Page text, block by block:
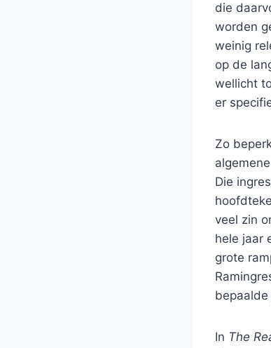
die
worden
weinig
op de
wellicht
er
Zo
Die
veel zin
hele jaar
grote
In The